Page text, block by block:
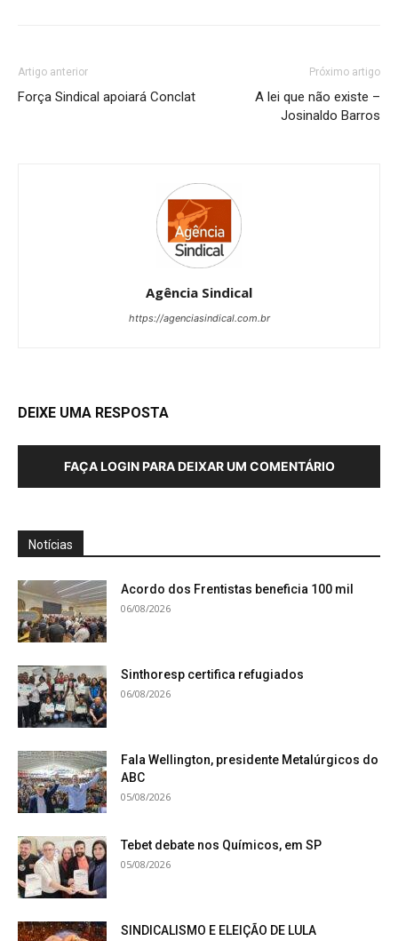
Artigo anterior
Força Sindical apoiará Conclat
Próximo artigo
A lei que não existe –
Josinaldo Barros
Agência Sindical
https://agenciasindical.com.br
DEIXE UMA RESPOSTA
FAÇA LOGIN PARA DEIXAR UM COMENTÁRIO
Notícias
Acordo dos Frentistas beneficia 100 mil
06/08/2026
Sinthoresp certifica refugiados
06/08/2026
Fala Wellington, presidente Metalúrgicos do
ABC
05/08/2026
Tebet debate nos Químicos, em SP
05/08/2026
SINDICALISMO E ELEIÇÃO DE LULA